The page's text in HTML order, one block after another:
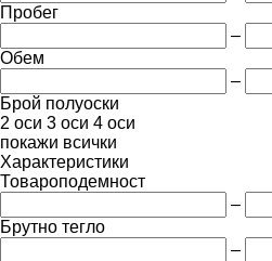
Пробег
–
Обем
–
Брой полуоски
2 оси 3 оси 4 оси
покажи всички
Характеристики
Товароподемност
–
Брутно тегло
–